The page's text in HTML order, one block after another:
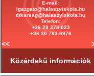
E-mail:
igazgato@halaszyiskola.hu
titkarsag@halaszyiskola.hu
Telefon:
+36 29 378-023
+36 30 793-6976
<<
Közérdekű információk